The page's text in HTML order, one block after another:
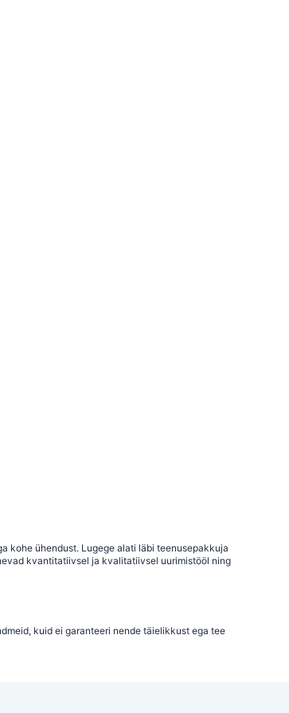
kohe ühendust. Lugege alati läbi teenusepakkuja
kvantitatiivsel ja kvalitatiivsel uurimistööl ning
kuid ei garanteeri nende täielikkust ega tee